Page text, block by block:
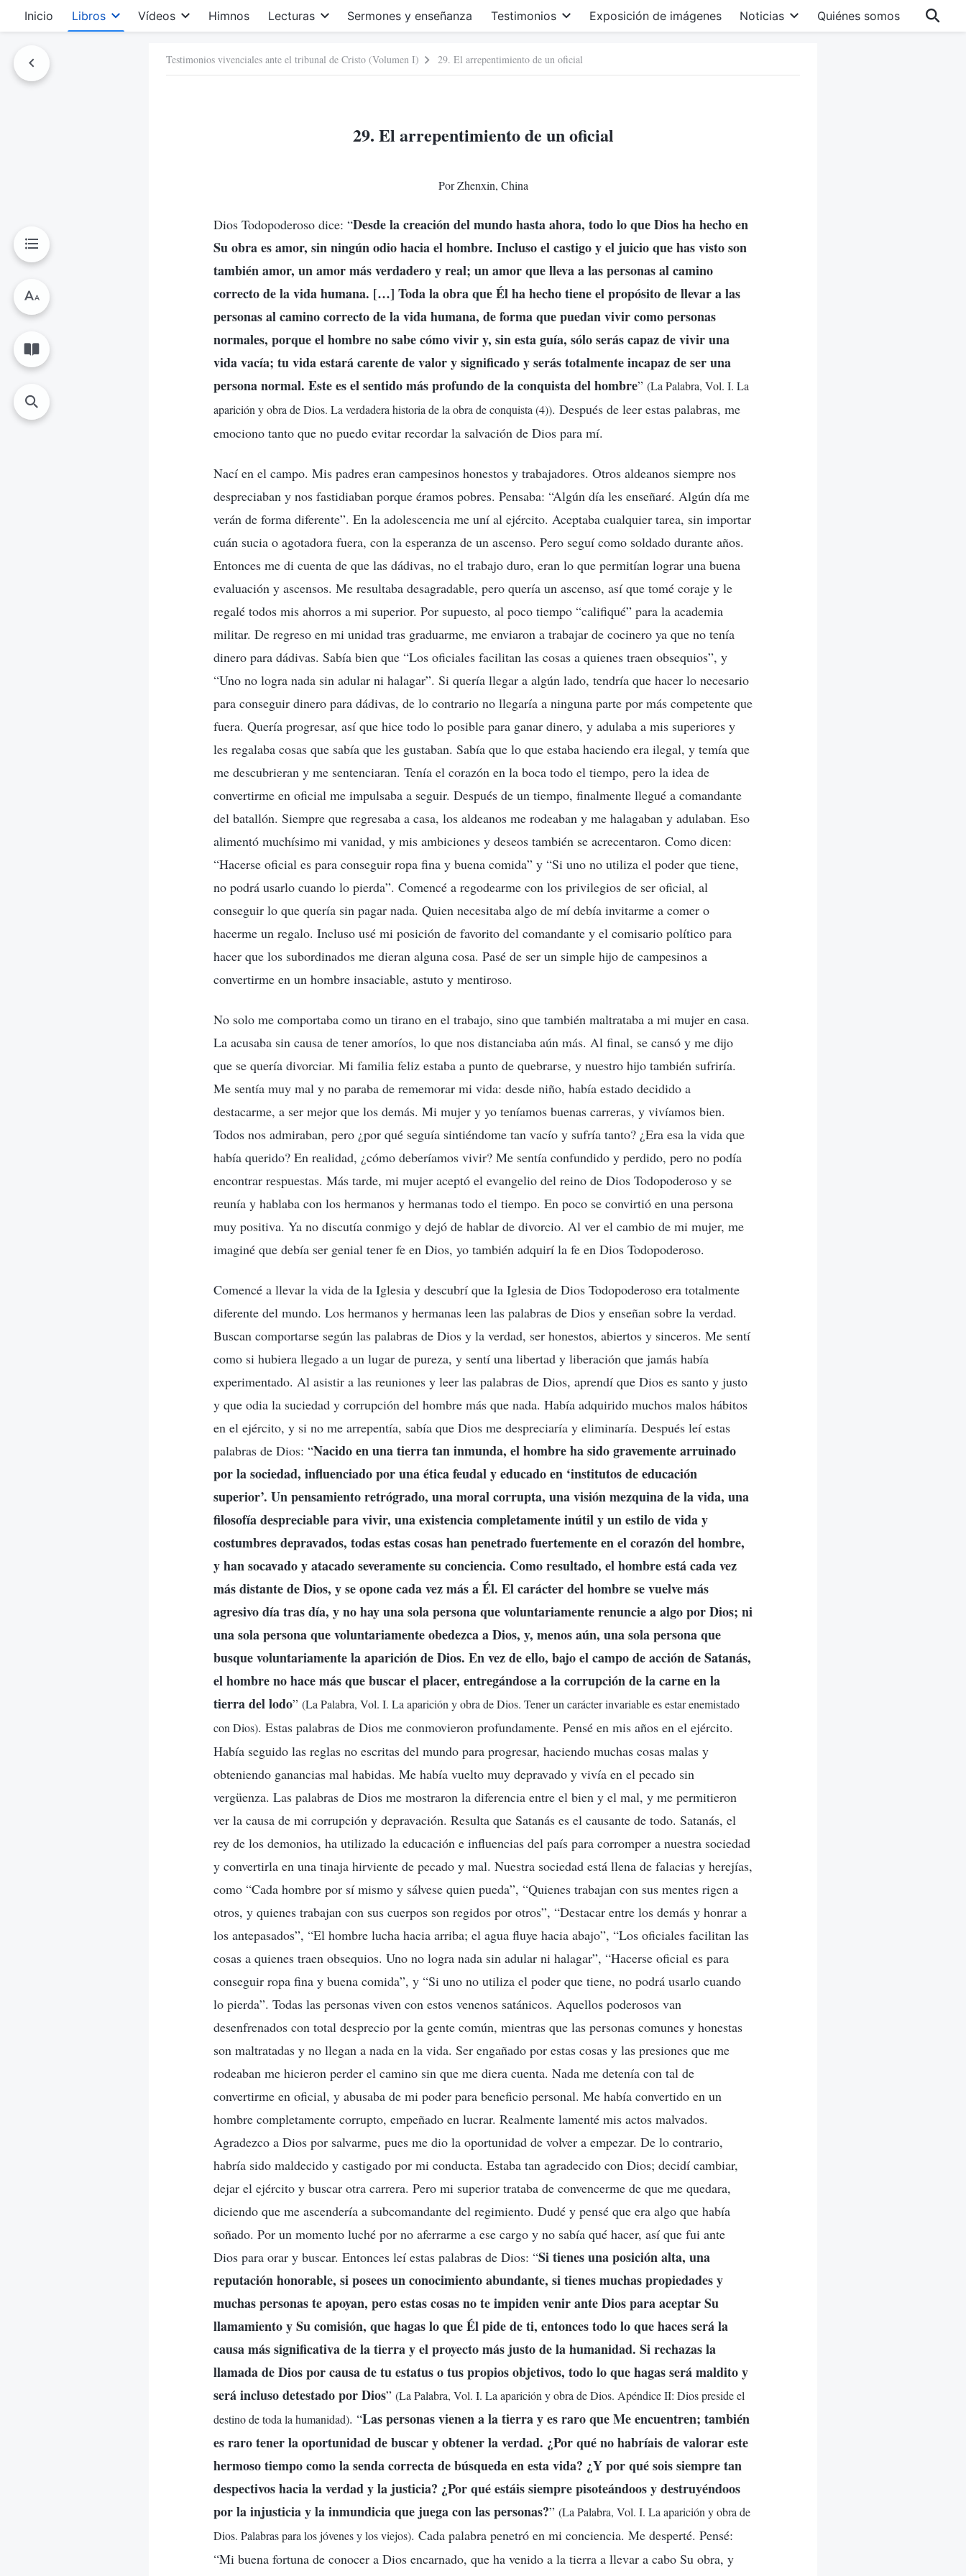
Inicio Libros Vídeos Himnos Lecturas Sermones y enseñanza Testimonios Exposición de imágenes Noticias Quiénes somos
Testimonios vivenciales ante el tribunal de Cristo (Volumen I) 29. El arrepentimiento de un oficial
29. El arrepentimiento de un oficial
Por Zhenxin, China
Dios Todopoderoso dice: “Desde la creación del mundo hasta ahora, todo lo que Dios ha hecho en
Su obra es amor, sin ningún odio hacia el hombre. Incluso el castigo y el juicio que has visto son
también amor, un amor más verdadero y real; un amor que lleva a las personas al camino
correcto de la vida humana. […] Toda la obra que Él ha hecho tiene el propósito de llevar a las
personas al camino correcto de la vida humana, de forma que puedan vivir como personas
normales, porque el hombre no sabe cómo vivir y, sin esta guía, sólo serás capaz de vivir una
vida vacía; tu vida estará carente de valor y significado y serás totalmente incapaz de ser una
persona normal. Este es el sentido más profundo de la conquista del hombre” (La Palabra, Vol. I. La
aparición y obra de Dios. La verdadera historia de la obra de conquista (4)). Después de leer estas palabras, me
emociono tanto que no puedo evitar recordar la salvación de Dios para mí.
Nací en el campo. Mis padres eran campesinos honestos y trabajadores. Otros aldeanos siempre nos
despreciaban y nos fastidiaban porque éramos pobres. Pensaba: “Algún día les enseñaré. Algún día me
verán de forma diferente”. En la adolescencia me uní al ejército. Aceptaba cualquier tarea, sin importar
cuán sucia o agotadora fuera, con la esperanza de un ascenso. Pero seguí como soldado durante años.
Entonces me di cuenta de que las dádivas, no el trabajo duro, eran lo que permitían lograr una buena
evaluación y ascensos. Me resultaba desagradable, pero quería un ascenso, así que tomé coraje y le
regalé todos mis ahorros a mi superior. Por supuesto, al poco tiempo “califiqué” para la academia
militar. De regreso en mi unidad tras graduarme, me enviaron a trabajar de cocinero ya que no tenía
dinero para dádivas. Sabía bien que “Los oficiales facilitan las cosas a quienes traen obsequios”, y
“Uno no logra nada sin adular ni halagar”. Si quería llegar a algún lado, tendría que hacer lo necesario
para conseguir dinero para dádivas, de lo contrario no llegaría a ninguna parte por más competente que
fuera. Quería progresar, así que hice todo lo posible para ganar dinero, y adulaba a mis superiores y
les regalaba cosas que sabía que les gustaban. Sabía que lo que estaba haciendo era ilegal, y temía que
me descubrieran y me sentenciaran. Tenía el corazón en la boca todo el tiempo, pero la idea de
convertirme en oficial me impulsaba a seguir. Después de un tiempo, finalmente llegué a comandante
del batallón. Siempre que regresaba a casa, los aldeanos me rodeaban y me halagaban y adulaban. Eso
alimentó muchísimo mi vanidad, y mis ambiciones y deseos también se acrecentaron. Como dicen:
“Hacerse oficial es para conseguir ropa fina y buena comida” y “Si uno no utiliza el poder que tiene,
no podrá usarlo cuando lo pierda”. Comencé a regodearme con los privilegios de ser oficial, al
conseguir lo que quería sin pagar nada. Quien necesitaba algo de mí debía invitarme a comer o
hacerme un regalo. Incluso usé mi posición de favorito del comandante y el comisario político para
hacer que los subordinados me dieran alguna cosa. Pasé de ser un simple hijo de campesinos a
convertirme en un hombre insaciable, astuto y mentiroso.
No solo me comportaba como un tirano en el trabajo, sino que también maltrataba a mi mujer en casa.
La acusaba sin causa de tener amoríos, lo que nos distanciaba aún más. Al final, se cansó y me dijo
que se quería divorciar. Mi familia feliz estaba a punto de quebrarse, y nuestro hijo también sufriría.
Me sentía muy mal y no paraba de rememorar mi vida: desde niño, había estado decidido a
destacarme, a ser mejor que los demás. Mi mujer y yo teníamos buenas carreras, y vivíamos bien.
Todos nos admiraban, pero ¿por qué seguía sintiéndome tan vacío y sufría tanto? ¿Era esa la vida que
había querido? En realidad, ¿cómo deberíamos vivir? Me sentía confundido y perdido, pero no podía
encontrar respuestas. Más tarde, mi mujer aceptó el evangelio del reino de Dios Todopoderoso y se
reunía y hablaba con los hermanos y hermanas todo el tiempo. En poco se convirtió en una persona
muy positiva. Ya no discutía conmigo y dejó de hablar de divorcio. Al ver el cambio de mi mujer, me
imaginé que debía ser genial tener fe en Dios, yo también adquirí la fe en Dios Todopoderoso.
Comencé a llevar la vida de la Iglesia y descubrí que la Iglesia de Dios Todopoderoso era totalmente
diferente del mundo. Los hermanos y hermanas leen las palabras de Dios y enseñan sobre la verdad.
Buscan comportarse según las palabras de Dios y la verdad, ser honestos, abiertos y sinceros. Me sentí
como si hubiera llegado a un lugar de pureza, y sentí una libertad y liberación que jamás había
experimentado. Al asistir a las reuniones y leer las palabras de Dios, aprendí que Dios es santo y justo
y que odia la suciedad y corrupción del hombre más que nada. Había adquirido muchos malos hábitos
en el ejército, y si no me arrepentía, sabía que Dios me despreciaría y eliminaría. Después leí estas
palabras de Dios: “Nacido en una tierra tan inmunda, el hombre ha sido gravemente arruinado
por la sociedad, influenciado por una ética feudal y educado en ‘institutos de educación
superior’. Un pensamiento retrógrado, una moral corrupta, una visión mezquina de la vida, una
filosofía despreciable para vivir, una existencia completamente inútil y un estilo de vida y
costumbres depravados, todas estas cosas han penetrado fuertemente en el corazón del hombre,
y han socavado y atacado severamente su conciencia. Como resultado, el hombre está cada vez
más distante de Dios, y se opone cada vez más a Él. El carácter del hombre se vuelve más
agresivo día tras día, y no hay una sola persona que voluntariamente renuncie a algo por Dios; ni
una sola persona que voluntariamente obedezca a Dios, y, menos aún, una sola persona que
busque voluntariamente la aparición de Dios. En vez de ello, bajo el campo de acción de Satanás,
el hombre no hace más que buscar el placer, entregándose a la corrupción de la carne en la
tierra del lodo” (La Palabra, Vol. I. La aparición y obra de Dios. Tener un carácter invariable es estar enemistado
con Dios). Estas palabras de Dios me conmovieron profundamente. Pensé en mis años en el ejército.
Había seguido las reglas no escritas del mundo para progresar, haciendo muchas cosas malas y
obteniendo ganancias mal habidas. Me había vuelto muy depravado y vivía en el pecado sin
vergüenza. Las palabras de Dios me mostraron la diferencia entre el bien y el mal, y me permitieron
ver la causa de mi corrupción y depravación. Resulta que Satanás es el causante de todo. Satanás, el
rey de los demonios, ha utilizado la educación e influencias del país para corromper a nuestra sociedad
y convertirla en una tinaja hirviente de pecado y mal. Nuestra sociedad está llena de falacias y herejías,
como “Cada hombre por sí mismo y sálvese quien pueda”, “Quienes trabajan con sus mentes rigen a
otros, y quienes trabajan con sus cuerpos son regidos por otros”, “Destacar entre los demás y honrar a
los antepasados”, “El hombre lucha hacia arriba; el agua fluye hacia abajo”, “Los oficiales facilitan las
cosas a quienes traen obsequios. Uno no logra nada sin adular ni halagar”, “Hacerse oficial es para
conseguir ropa fina y buena comida”, y “Si uno no utiliza el poder que tiene, no podrá usarlo cuando
lo pierda”. Todas las personas viven con estos venenos satánicos. Aquellos poderosos van
desenfrenados con total desprecio por la gente común, mientras que las personas comunes y honestas
son maltratadas y no llegan a nada en la vida. Ser engañado por estas cosas y las presiones que me
rodeaban me hicieron perder el camino sin que me diera cuenta. Nada me detenía con tal de
convertirme en oficial, y abusaba de mi poder para beneficio personal. Me había convertido en un
hombre completamente corrupto, empeñado en lucrar. Realmente lamenté mis actos malvados.
Agradezco a Dios por salvarme, pues me dio la oportunidad de volver a empezar. De lo contrario,
habría sido maldecido y castigado por mi conducta. Estaba tan agradecido con Dios; decidí cambiar,
dejar el ejército y buscar otra carrera. Pero mi superior trataba de convencerme de que me quedara,
diciendo que me ascendería a subcomandante del regimiento. Dudé y pensé que era algo que había
soñado. Por un momento luché por no aferrarme a ese cargo y no sabía qué hacer, así que fui ante
Dios para orar y buscar. Entonces leí estas palabras de Dios: “Si tienes una posición alta, una
reputación honorable, si posees un conocimiento abundante, si tienes muchas propiedades y
muchas personas te apoyan, pero estas cosas no te impiden venir ante Dios para aceptar Su
llamamiento y Su comisión, que hagas lo que Él pide de ti, entonces todo lo que haces será la
causa más significativa de la tierra y el proyecto más justo de la humanidad. Si rechazas la
llamada de Dios por causa de tu estatus o tus propios objetivos, todo lo que hagas será maldito y
será incluso detestado por Dios” (La Palabra, Vol. I. La aparición y obra de Dios. Apéndice II: Dios preside el
destino de toda la humanidad). “Las personas vienen a la tierra y es raro que Me encuentren; también
es raro tener la oportunidad de buscar y obtener la verdad. ¿Por qué no habríais de valorar este
hermoso tiempo como la senda correcta de búsqueda en esta vida? ¿Y por qué sois siempre tan
despectivos hacia la verdad y la justicia? ¿Por qué estáis siempre pisoteándoos y destruyéndoos
por la injusticia y la inmundicia que juega con las personas?” (La Palabra, Vol. I. La aparición y obra de
Dios. Palabras para los jóvenes y los viejos). Cada palabra penetró en mi conciencia. Me desperté. Pensé:
“Mi buena fortuna de conocer a Dios encarnado, que ha venido a la tierra a llevar a cabo Su obra, y